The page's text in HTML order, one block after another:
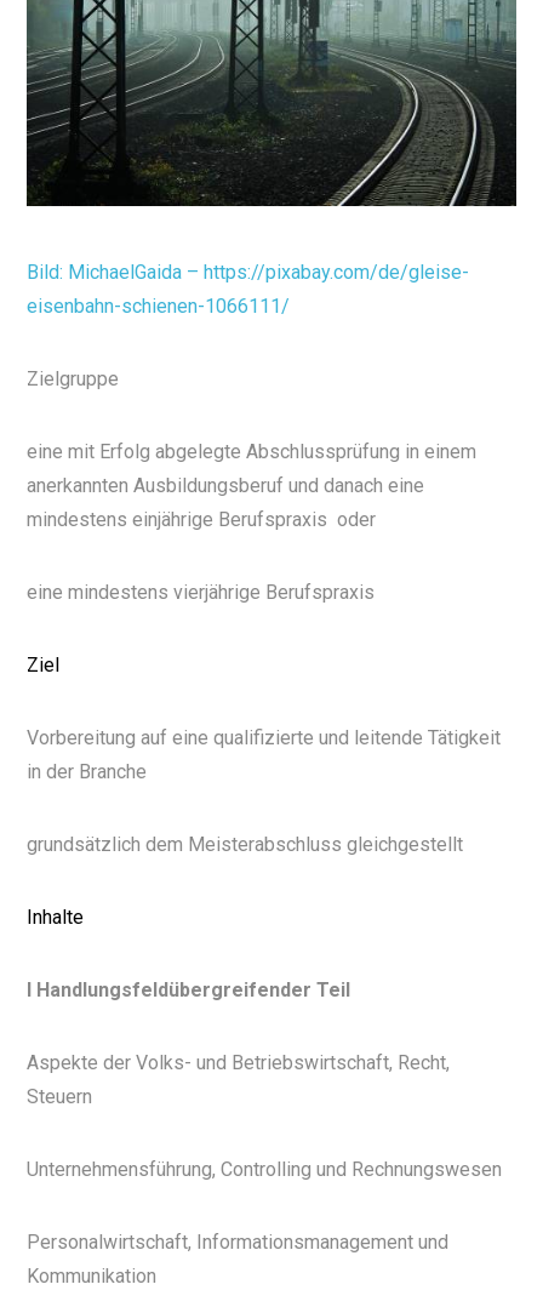
Bild: MichaelGaida – https://pixabay.com/de/gleise-
eisenbahn-schienen-1066111/
Zielgruppe
eine mit Erfolg abgelegte Abschlussprüfung in einem
anerkannten Ausbildungsberuf und danach eine
mindestens einjährige Berufspraxis oder
eine mindestens vierjährige Berufspraxis
Ziel
Vorbereitung auf eine qualifizierte und leitende Tätigkeit
in der Branche
grundsätzlich dem Meisterabschluss gleichgestellt
Inhalte
I Handlungsfeldübergreifender Teil
Aspekte der Volks- und Betriebswirtschaft, Recht,
Steuern
Unternehmensführung, Controlling und Rechnungswesen
Personalwirtschaft, Informationsmanagement und
Kommunikation